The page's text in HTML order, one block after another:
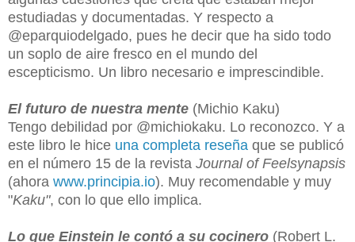
estudiadas y documentadas. Y respecto a
@eparquiodelgado, pues he decir que ha sido todo
un soplo de aire fresco en el mundo del
escepticismo. Un libro necesario e imprescindible.
El futuro de nuestra mente (Michio Kaku)
Tengo debilidad por @michiokaku. Lo reconozco. Y a
este libro le hice una completa reseña que se publicó
en el número 15 de la revista Journal of Feelsynapsis
(ahora www.principia.io). Muy recomendable y muy
"Kaku", con lo que ello implica.
Lo que Einstein le contó a su cocinero (Robert L.